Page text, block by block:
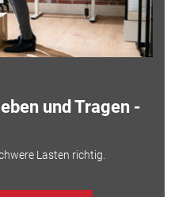
und Tragen -
Lasten richtig.